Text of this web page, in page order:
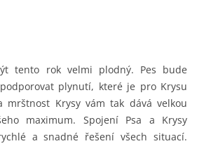
tento rok velmi plodný. Pes bude
plynutí, které je pro Krysu
mrštnost Krysy vám tak dává velkou
maximum. Spojení Psa a Krysy
a snadné řešení všech situací.